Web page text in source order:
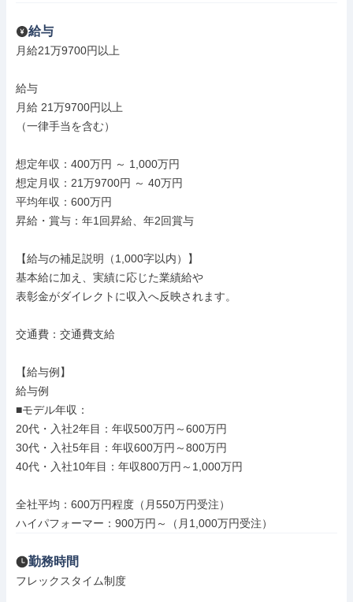
給与
月給21万9700円以上
給与
月給 21万9700円以上
（一律手当を含む）
想定年収：400万円 ～ 1,000万円
想定月収：21万9700円 ～ 40万円
平均年収：600万円
昇給・賞与：年1回昇給、年2回賞与
【給与の補足説明（1,000字以内）】
基本給に加え、実績に応じた業績給や
表彰金がダイレクトに収入へ反映されます。
交通費：交通費支給
【給与例】
給与例
■モデル年収：
20代・入社2年目：年収500万円～600万円
30代・入社5年目：年収600万円～800万円
40代・入社10年目：年収800万円～1,000万円
全社平均：600万円程度（月550万円受注）
ハイパフォーマー：900万円～（月1,000万円受注）
勤務時間
フレックスタイム制度